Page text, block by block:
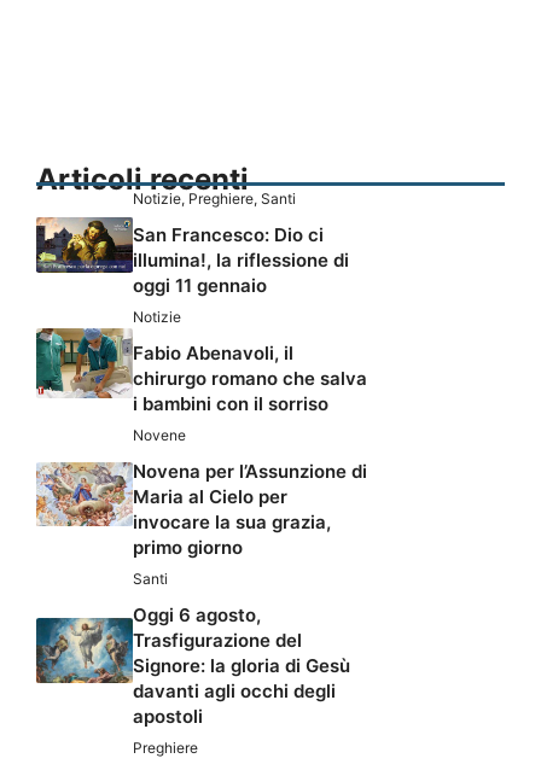
Articoli recenti
Notizie, Preghiere, Santi
San Francesco: Dio ci
illumina!, la riflessione di
oggi 11 gennaio
Notizie
Fabio Abenavoli, il
chirurgo romano che salva
i bambini con il sorriso
Novene
Novena per l’Assunzione di
Maria al Cielo per
invocare la sua grazia,
primo giorno
Santi
Oggi 6 agosto,
Trasfigurazione del
Signore: la gloria di Gesù
davanti agli occhi degli
apostoli
Preghiere